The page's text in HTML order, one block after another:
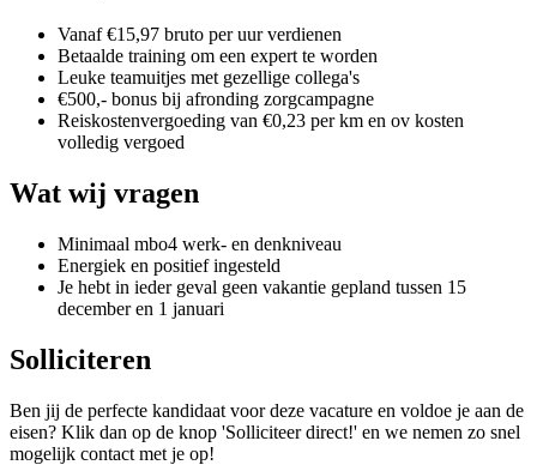
Vanaf €15,97 bruto per uur verdienen
Betaalde training om een expert te worden
Leuke teamuitjes met gezellige collega's
€500,- bonus bij afronding zorgcampagne
Reiskostenvergoeding van €0,23 per km en ov kosten
volledig vergoed
Wat wij vragen
Minimaal mbo4 werk- en denkniveau
Energiek en positief ingesteld
Je hebt in ieder geval geen vakantie gepland tussen 15
december en 1 januari
Solliciteren
Ben jij de perfecte kandidaat voor deze vacature en voldoe je aan de
eisen? Klik dan op de knop 'Solliciteer direct!' en we nemen zo snel
mogelijk contact met je op!